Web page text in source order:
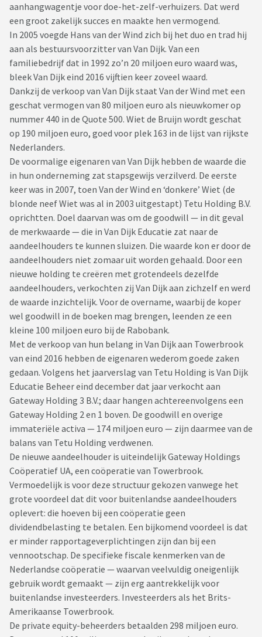
aanhangwagentje voor doe-het-zelf-verhuizers. Dat werd
een groot zakelijk succes en maakte hen vermogend.
In 2005 voegde Hans van der Wind zich bij het duo en trad hij
aan als bestuursvoorzitter van Van Dijk. Van een
familiebedrijf dat in 1992 zo’n 20 miljoen euro waard was,
bleek Van Dijk eind 2016 vijftien keer zoveel waard.
Dankzij de verkoop van Van Dijk staat Van der Wind met een
geschat vermogen van 80 miljoen euro als nieuwkomer op
nummer 440 in de Quote 500. Wiet de Bruijn wordt geschat
op 190 miljoen euro, goed voor plek 163 in de lijst van rijkste
Nederlanders.
De voormalige eigenaren van Van Dijk hebben de waarde die
in hun onderneming zat stapsgewijs verzilverd. De eerste
keer was in 2007, toen Van der Wind en ‘donkere’ Wiet (de
blonde neef Wiet was al in 2003 uitgestapt) Tetu Holding B.V.
oprichtten. Doel daarvan was om de goodwill — in dit geval
de merkwaarde — die in Van Dijk Educatie zat naar de
aandeelhouders te kunnen sluizen. Die waarde kon er door de
aandeelhouders niet zomaar uit worden gehaald. Door een
nieuwe holding te creëren met grotendeels dezelfde
aandeelhouders, verkochten zij Van Dijk aan zichzelf en werd
de waarde inzichtelijk. Voor de overname, waarbij de koper
wel goodwill in de boeken mag brengen, leenden ze een
kleine 100 miljoen euro bij de Rabobank.
Met de verkoop van hun belang in Van Dijk aan Towerbrook
van eind 2016 hebben de eigenaren wederom goede zaken
gedaan. Volgens het jaarverslag van Tetu Holding is Van Dijk
Educatie Beheer eind december dat jaar verkocht aan
Gateway Holding 3 B.V.; daar hangen achtereenvolgens een
Gateway Holding 2 en 1 boven. De goodwill en overige
immateriële activa — 174 miljoen euro — zijn daarmee van de
balans van Tetu Holding verdwenen.
De nieuwe aandeelhouder is uiteindelijk Gateway Holdings
Coöperatief UA, een coöperatie van Towerbrook.
Vermoedelijk is voor deze structuur gekozen vanwege het
grote voordeel dat dit voor buitenlandse aandeelhouders
oplevert: die hoeven bij een coöperatie geen
dividendbelasting te betalen. Een bijkomend voordeel is dat
er minder rapportageverplichtingen zijn dan bij een
vennootschap. De specifieke fiscale kenmerken van de
Nederlandse coöperatie — waarvan veelvuldig oneigenlijk
gebruik wordt gemaakt — zijn erg aantrekkelijk voor
buitenlandse investeerders. Investeerders als het Brits-
Amerikaanse Towerbrook.
De private equity-beheerders betaalden 298 miljoen euro.